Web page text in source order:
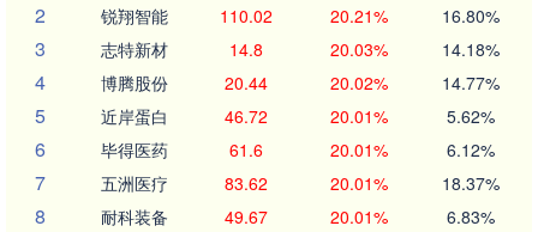
2 锐翔智能 110.02 20.21% 16.80%
3 志特新材 14.8 20.03% 14.18%
4 博腾股份 20.44 20.02% 14.77%
5 近岸蛋白 46.72 20.01% 5.62%
6 毕得医药 61.6 20.01% 6.12%
7 五洲医疗 83.62 20.01% 18.37%
8 耐科装备 49.67 20.01% 6.83%